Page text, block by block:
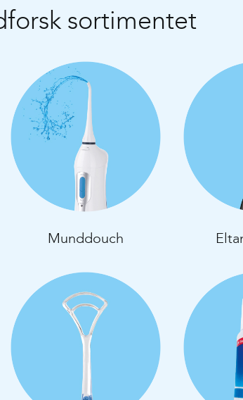
sortimentet
Munddouch